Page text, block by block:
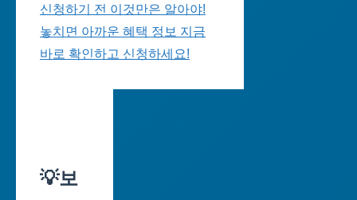
신청하기 전 이것만은 알아야!
놓치면 아까운 혜택 정보 지금
바로 확인하고 신청하세요!
💡보